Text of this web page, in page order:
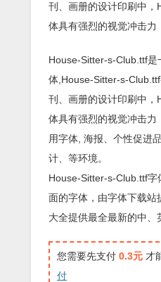
刊、画册的设计印刷中
体具有强烈的视觉冲击力
House-Sitter-s-Club.ttf是
体,House-Sitter-s-
刊、画册的设计印刷中
体具有强烈的视觉冲击力
用字体, 海报、个性促进
计、等环境。
House-Sitter-s-Club.ttf
面的字体，由字体下载站
大全提供最全最新的中、
您需要先支付 0.3元 才
付